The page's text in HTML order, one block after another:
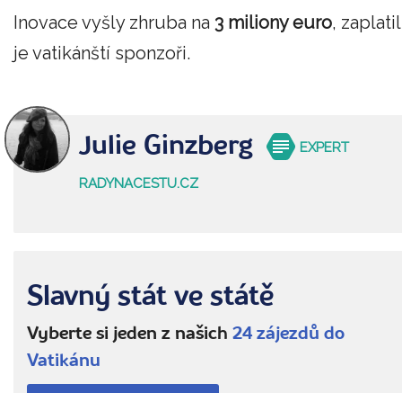
Inovace vyšly zhruba na 3 miliony euro,
je vatikánští sponzoři.
Julie Ginzberg EXPERT
RADYNACESTU.CZ
Slavný stát ve státě
Vyberte si jeden z našich 24 zájezdů do
Vatikánu